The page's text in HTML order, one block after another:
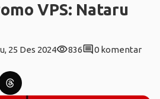
VPS: Nataru
25 Des 2024visibility836comment0 komentar